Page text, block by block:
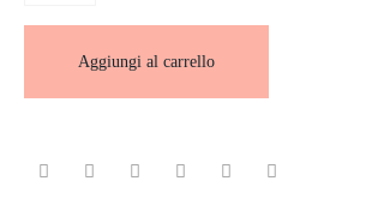
Aggiungi al carrello